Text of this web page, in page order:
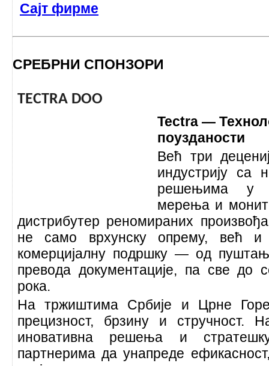
Сајт фирме
СРЕБРНИ СПОНЗОРИ
TЕCTRA DOO
Tectra —
поузданости
Већ три
индустрију са
решењима у
мерења и
дистрибутер реномираних
не само врхунску опрему, већ и
комерцијалну подршку — од
превода документације, па све до
рока.
На тржиштима Србије и Црне
прецизност, брзину и стручност.
иновативна решења и
партнерима да унапреде